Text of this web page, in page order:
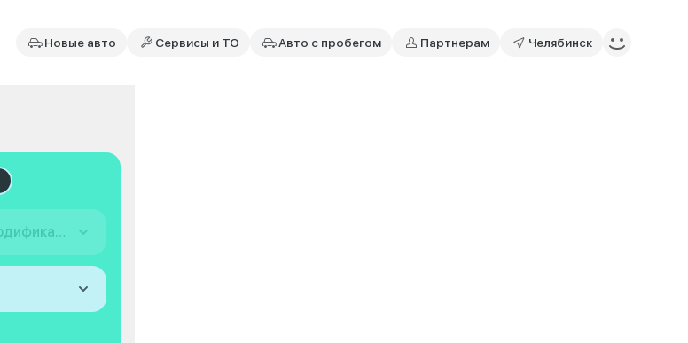
Новые авто Сервисы и ТО Авто с пробегом Партнерам Челябинск
Модификация